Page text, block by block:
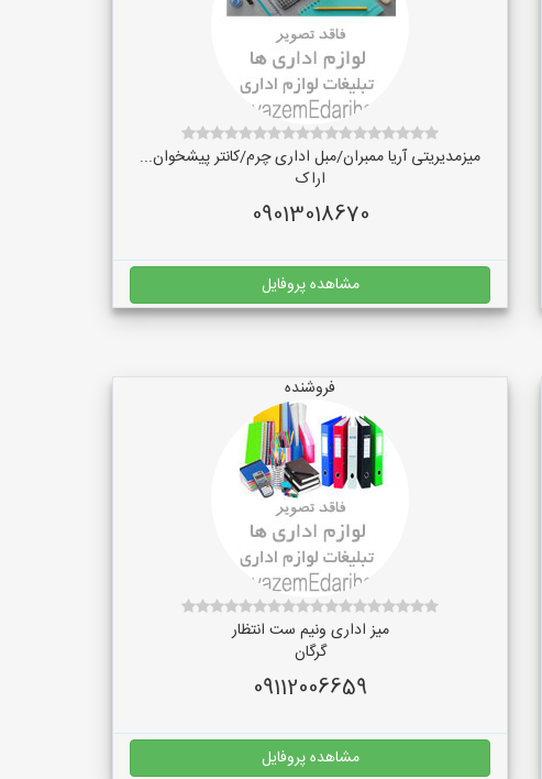
میزمدیریتی آریا ممبران/مبل اداری چرم/کانتر پیشخوان...
اراک
09013018670
مشاهده پروفایل
فروشنده
میز اداری ونیم ست انتظار
گرگان
09112006659
مشاهده پروفایل